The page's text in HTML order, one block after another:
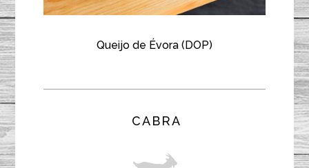
Queijo de Évora (DOP)
CABRA